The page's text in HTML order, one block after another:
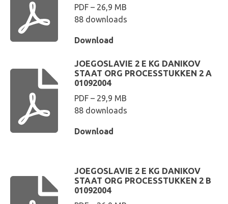
PDF – 26,9 MB
88 downloads
Download
JOEGOSLAVIE 2 E KG DANIKOV
STAAT ORG PROCESSTUKKEN 2 A
01092004
PDF – 29,9 MB
88 downloads
Download
JOEGOSLAVIE 2 E KG DANIKOV
STAAT ORG PROCESSTUKKEN 2 B
01092004